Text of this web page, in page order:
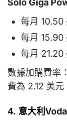
Solo Giga
每月 10.50
每月 15.90
每月 21.20
數據加購費率
費為 2.12 美元
4. 意大利